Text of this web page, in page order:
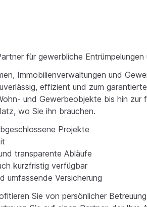
für gewerbliche
Immobilienverwaltungen und
effizient und zum
und Gewerbeobjekte bis hin zur
wo Sie ihn brauchen.
Projekte
transparente Abläufe
kurzfristig verfügbar
umfassende Versicherung
Sie von persönlicher